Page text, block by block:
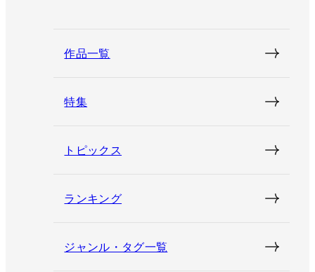
作品一覧
特集
トピックス
ランキング
ジャンル・タグ一覧